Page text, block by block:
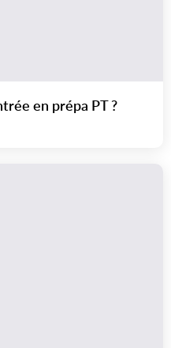
en prépa PT ?